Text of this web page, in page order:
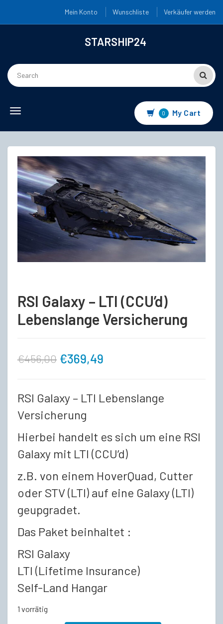
Mein Konto Wunschliste Verkäufer werden
STARSHIP24
Toggle
0 My Cart
RSI Galaxy – LTI (CCU’d)
Lebenslange Versicherung
€456,00 Ursprünglicher
war:
€456,00
€369,49
€369,49.
RSI Galaxy – LTI Lebenslange
Versicherung
Hierbei handelt es sich um eine RSI
Galaxy mit LTI (CCU’d)
z.B. von einem HoverQuad, Cutter
oder STV (LTI) auf eine Galaxy (LTI)
geupgradet.
Das Paket beinhaltet :
RSI Galaxy
LTI (Lifetime Insurance)
Self-Land Hangar
1 vorrätig